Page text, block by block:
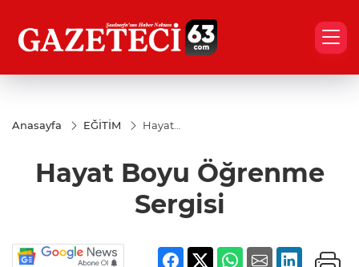
Anasayfa EĞİTİM
Hayat
Hayat Boyu Öğrenme
Sergisi